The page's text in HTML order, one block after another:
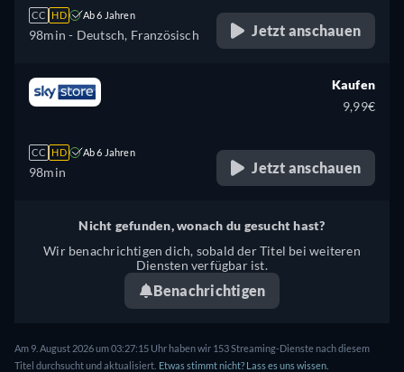
CC HD Ab 6 Jahren
98min - Deutsch, Französisch Jetzt anschauen
CC HD Ab 6 Jahren
98min
Kaufen
9,99€
Jetzt anschauen
Nicht gefunden, wonach du gesucht hast?
Wir benachrichtigen dich, sobald der Titel bei weiteren
Diensten verfügbar ist.
Benachrichtigen
Am 9. August 2026 um 03:27:15 Uhr haben wir 153 Streaming-Dienste nach diesem
Titel durchsucht und aktualisiert. Etwas stimmt nicht? Lass es uns wissen.